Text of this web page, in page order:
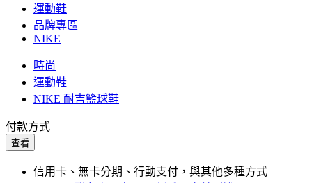
運動鞋
品牌專區
NIKE
時尚
運動鞋
NIKE 耐吉籃球鞋
付款方式
查看
信用卡、無卡分期、行動支付，與其他多種方式